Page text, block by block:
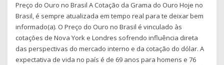
Preço do Ouro no Brasil A Cotação da Grama do Ouro Hoje no
Brasil, é sempre atualizada em tempo real para te deixar bem
informado(a). O Preço do Ouro no Brasil é vinculado às
cotações de Nova York e Londres sofrendo influência direta
das perspectivas do mercado interno e da cotação do dólar. A
expectativa de vida no país é de 69 anos para homens e 76